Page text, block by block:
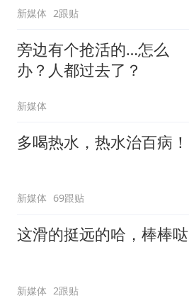
新媒体 2跟贴
旁边有个抢活的…怎么
办？人都过去了？
新媒体
多喝热水，热水治百病！
新媒体 69跟贴
这滑的挺远的哈，棒棒哒
新媒体 2跟贴